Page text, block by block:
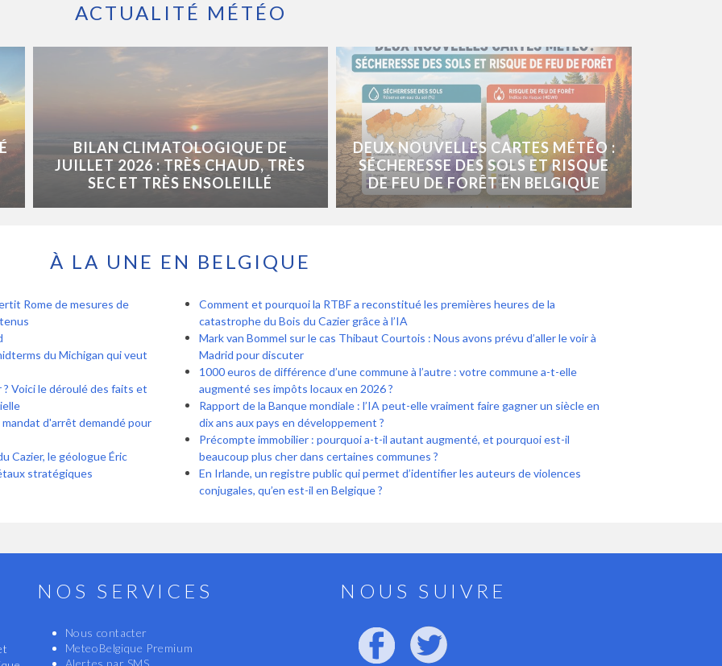
ACTUALITÉ MÉTÉO
BILAN CLIMATOLOGIQUE DE
JUILLET 2026 : TRÈS CHAUD, TRÈS
SEC ET TRÈS ENSOLEILLÉ
DEUX NOUVELLES CARTES MÉTÉO :
SÉCHERESSE DES SOLS ET RISQUE
DE FEU DE FORÊT EN BELGIQUE
À LA UNE EN BELGIQUE
Rome de mesures de
du Michigan qui veut
? Voici le déroulé des faits et
d'arrêt demandé pour
Cazier, le géologue Éric
stratégiques
Comment et pourquoi la RTBF a reconstitué les premières heures de la
catastrophe du Bois du Cazier grâce à l’IA
Mark van Bommel sur le cas Thibaut Courtois : Nous avons prévu d’aller le voir à
Madrid pour discuter
1000 euros de différence d’une commune à l’autre : votre commune a-t-elle
augmenté ses impôts locaux en 2026 ?
Rapport de la Banque mondiale : l’IA peut-elle vraiment faire gagner un siècle en
dix ans aux pays en développement ?
Précompte immobilier : pourquoi a-t-il autant augmenté, et pourquoi est-il
beaucoup plus cher dans certaines communes ?
En Irlande, un registre public qui permet d’identifier les auteurs de violences
conjugales, qu’en est-il en Belgique ?
NOS SERVICES
Nous contacter
MeteoBelgique Premium
NOUS SUIVRE